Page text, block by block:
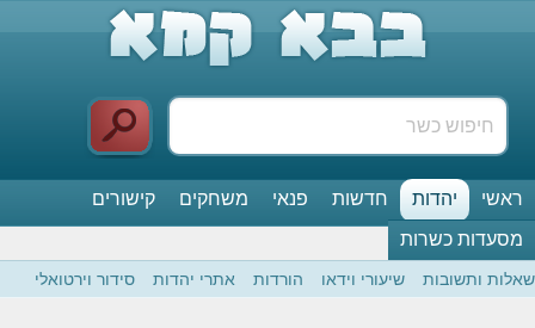
ראשי יהדות חדשות פנאי משחקים
קישורים
מסעדות כשרות
שאלות ותשובות שיעורי וידאו הורדות אתרי יהדות סידור וירטואלי